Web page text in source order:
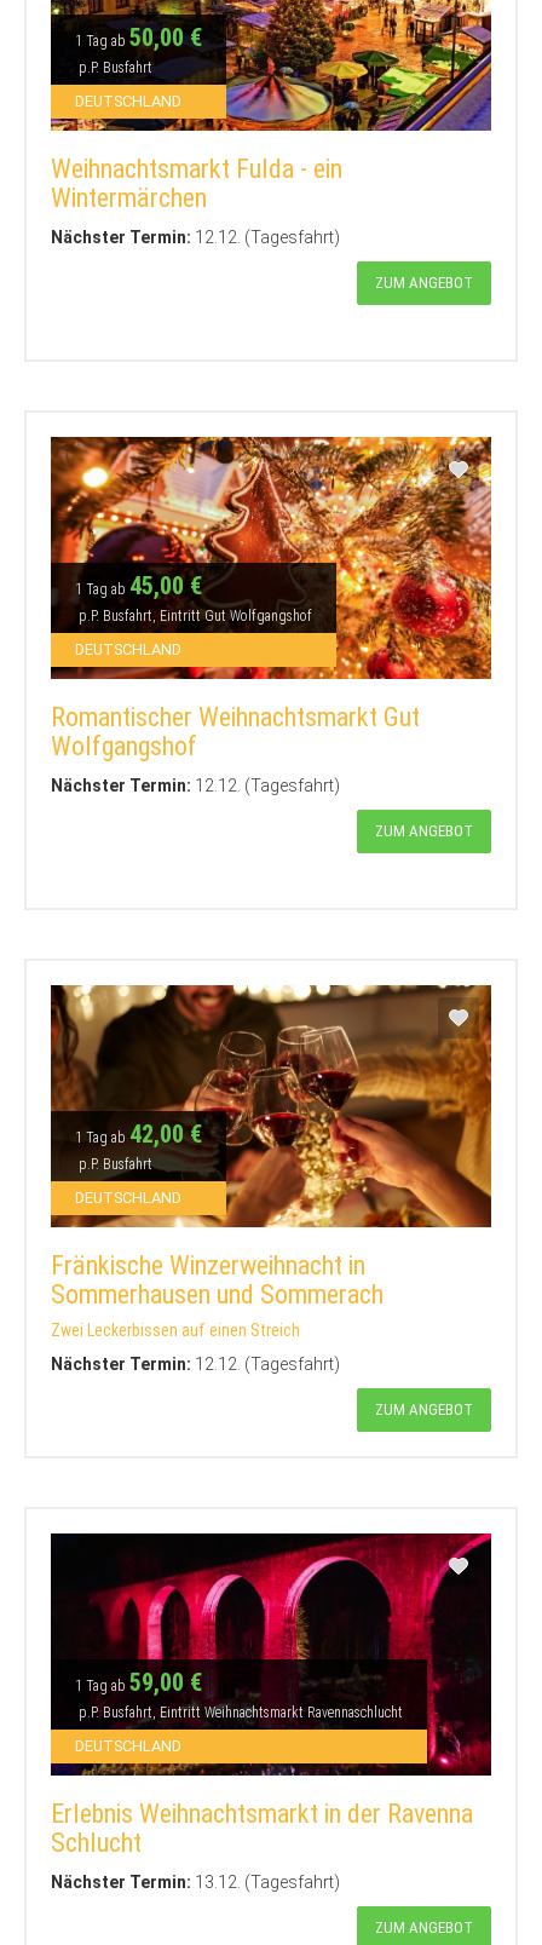
1 Tag ab 50,00 €
p.P. Busfahrt
DEUTSCHLAND
Weihnachtsmarkt Fulda - ein
Wintermärchen
Nächster Termin: 12.12. (Tagesfahrt)
ZUM ANGEBOT
1 Tag ab 45,00 €
p.P. Busfahrt, Eintritt Gut Wolfgangshof
DEUTSCHLAND
Romantischer Weihnachtsmarkt Gut
Wolfgangshof
Nächster Termin: 12.12. (Tagesfahrt)
ZUM ANGEBOT
1 Tag ab 42,00 €
p.P. Busfahrt
DEUTSCHLAND
Fränkische Winzerweihnacht in
Sommerhausen und Sommerach
Zwei Leckerbissen auf einen Streich
Nächster Termin: 12.12. (Tagesfahrt)
ZUM ANGEBOT
1 Tag ab 59,00 €
p.P. Busfahrt, Eintritt Weihnachtsmarkt Ravennaschlucht
DEUTSCHLAND
Erlebnis Weihnachtsmarkt in der Ravenna
Schlucht
Nächster Termin: 13.12. (Tagesfahrt)
ZUM ANGEBOT